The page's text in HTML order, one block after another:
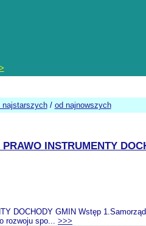
najstarszych/ od najnowszych
INSTRUMENTY
DOCHODY GMIN Wstęp
rozwoju spo... >>>